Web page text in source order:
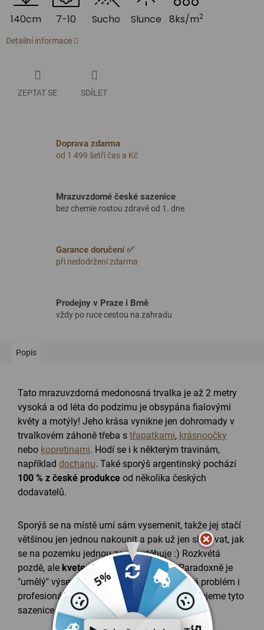
140cm 7-10 Sucho Slunce 8ks/m2
Detailní informace
ZEPTAT SE SDÍLET
Doprava zdarma
od 1 499 šetří čas a Kč
Mrazuvzdorné české sazenice
bez chemie rostou zdravě od 1. dne
Garance doručení ✅
při nedodržení zdarma
Prodejny v Praze i Brně
vždy po ruce cestou na zahradu
Popis
Tato mrazuvzdorná medonosná trvalka je až 2 metry
vysoká a od léta do podzimu je obsypána fialovými
květy a motýly! Jeho krása vynikne jen dohromady v
trvalkovém záhoně třeba s třapatkami, krásnoočky
nebo kopretinami. Hodí se i k některým travinám,
například dochanu. Také sporýš argentinský pochází
100 % z české produkce od několika českých
dodavatelů.
Sporýš se na místě umí sám vysemenit, takže jej stačí
většinou jen jednou nakoupit a pak už jen sledovat, jak
se na pozemku jednou za rok stěhuje :) Rozkvétá
pozdě, ale kvete až do prvních mrazů. Paradoxně je
"umělý" výsev ze semen velmi složitý a dělá problém i
profesionálním zahradníkům, proto doporučujeme tyto
sazenice.